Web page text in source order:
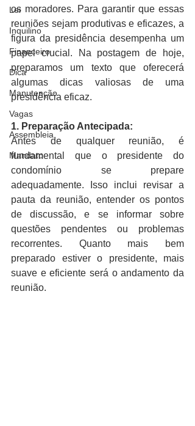
Lei
Inquilino
Financeiro
Dica
Manutenção
Vagas
Assembleia
Mandato
os moradores. Para garantir que essas
reuniões sejam produtivas e eficazes, a
figura da presidência desempenha um
papel crucial. Na postagem de hoje,
preparamos um texto que oferecerá
algumas dicas valiosas de uma
presidência eficaz.
1. Preparação Antecipada:
Antes de qualquer reunião, é
fundamental que o presidente do
condomínio se prepare
adequadamente. Isso inclui revisar a
pauta da reunião, entender os pontos
de discussão, e se informar sobre
questões pendentes ou problemas
recorrentes. Quanto mais bem
preparado estiver o presidente, mais
suave e eficiente será o andamento da
reunião.